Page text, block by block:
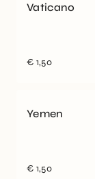
Vaticano
€ 1,50
Yemen
€ 1,50